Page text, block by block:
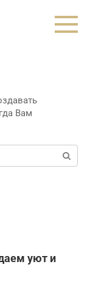
Вам
уют и